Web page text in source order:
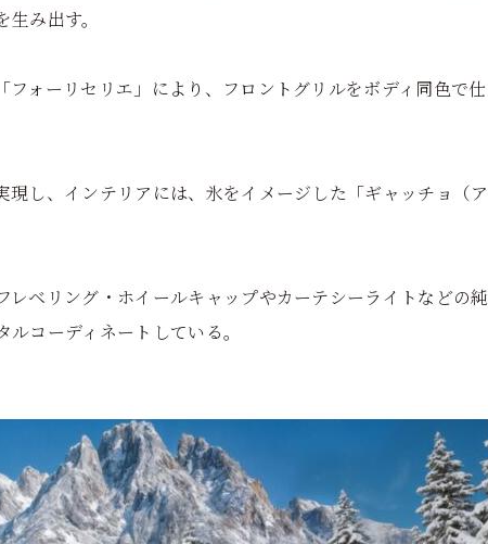
み出す。
ォーリセリエ」により、フロントグリルをボディ同色で仕
し、インテリアには、氷をイメージした「ギャッチョ（ア
ベリング・ホイールキャップやカーテシーライトなどの純
コーディネートしている。